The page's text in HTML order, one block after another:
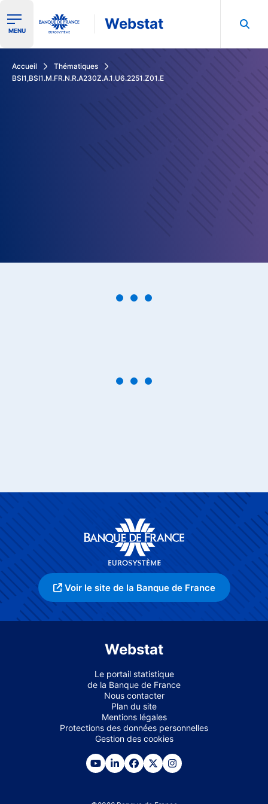
Ouvrir le menu de navigation
MENU Webstat
Accueil
Thématiques
BSI1,BSI1.M.FR.N.R.A230Z.A.1.U6.2251.Z01.E
Voir le site de la Banque de France
Webstat
Le portail statistique
de la Banque de France
Nous contacter
Plan du site
Mentions légales
Protections des données personnelles
Gestion des cookies